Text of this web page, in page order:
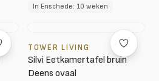
In Enschede: 10 weken
TOWER LIVING
Silvi Eetkamertafel bruin
Deens ovaal